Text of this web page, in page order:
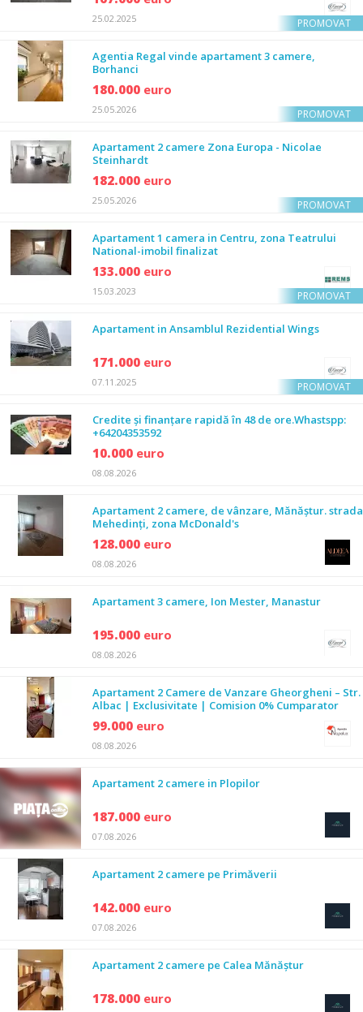
25.02.2025 PROMOVAT
Agentia Regal vinde apartament 3 camere,
Borhanci
180.000 euro
25.05.2026 PROMOVAT
Apartament 2 camere Zona Europa - Nicolae
Steinhardt
182.000 euro
25.05.2026 PROMOVAT
Apartament 1 camera in Centru, zona Teatrului
National-imobil finalizat
133.000 euro
15.03.2023 PROMOVAT
Apartament in Ansamblul Rezidential Wings
171.000 euro
07.11.2025 PROMOVAT
Credite și finanțare rapidă în 48 de ore.Whastspp:
+64204353592
10.000 euro
08.08.2026
Apartament 2 camere, de vânzare, Mănăștur. strada
Mehedinți, zona McDonald's
128.000 euro
08.08.2026
Apartament 3 camere, Ion Mester, Manastur
195.000 euro
08.08.2026
Apartament 2 Camere de Vanzare Gheorgheni – Str.
Albac | Exclusivitate | Comision 0% Cumparator
99.000 euro
08.08.2026
Apartament 2 camere in Plopilor
187.000 euro
07.08.2026
Apartament 2 camere pe Primăverii
142.000 euro
07.08.2026
Apartament 2 camere pe Calea Mănăștur
178.000 euro